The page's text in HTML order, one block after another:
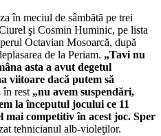
în meciul de sâmbătă pe trei
şi Cosmin Huminic, pe lista
Octavian Mosoarcă, după
de la Periam. „Tavi nu
asta a avut degetul
viitoare dacă putem să
în rest „nu avem suspendări,
la începutul jocului ce 11
mai competitiv în acest joc. Sper
tehnicianul alb-violeţilor.